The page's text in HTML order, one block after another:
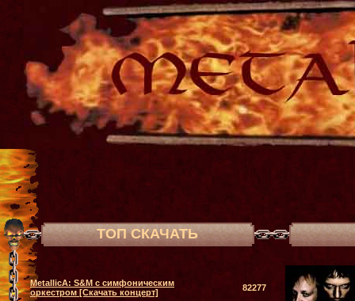
ТОП СКАЧАТЬ
MetallicA: S&M с симфоническим
оркестром [Скачать концерт]
82277